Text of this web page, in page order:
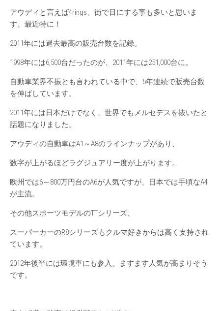
アウディと言えば4rings、街で目にする事も多いと思いま
す、最近特に！
2011年には過去最高の販売台数を記録。
1998年には6,500台だったのが、2011年には251,000台に。
自動車業界不振とも言われている中で、5年連続で販売台数
を伸ばしています。
2011年には日本だけでなく、世界でもメルセデスを抜いたと
話題になりました。
アウディの自動車はA1～A8のラインナップがあり、
数字が上がるほどラグジュアリー度が上がります。
欧州では6～800万円台のA6が人気ですが、日本では手頃なA4
が主流。
その他スポーツモデルのTTシリーズ、
スーパーカーのR8シリーズもクルマ好きからは高く支持され
ています。
2012年後半には環境車にも参入。ますます人気が高まりそう
です。